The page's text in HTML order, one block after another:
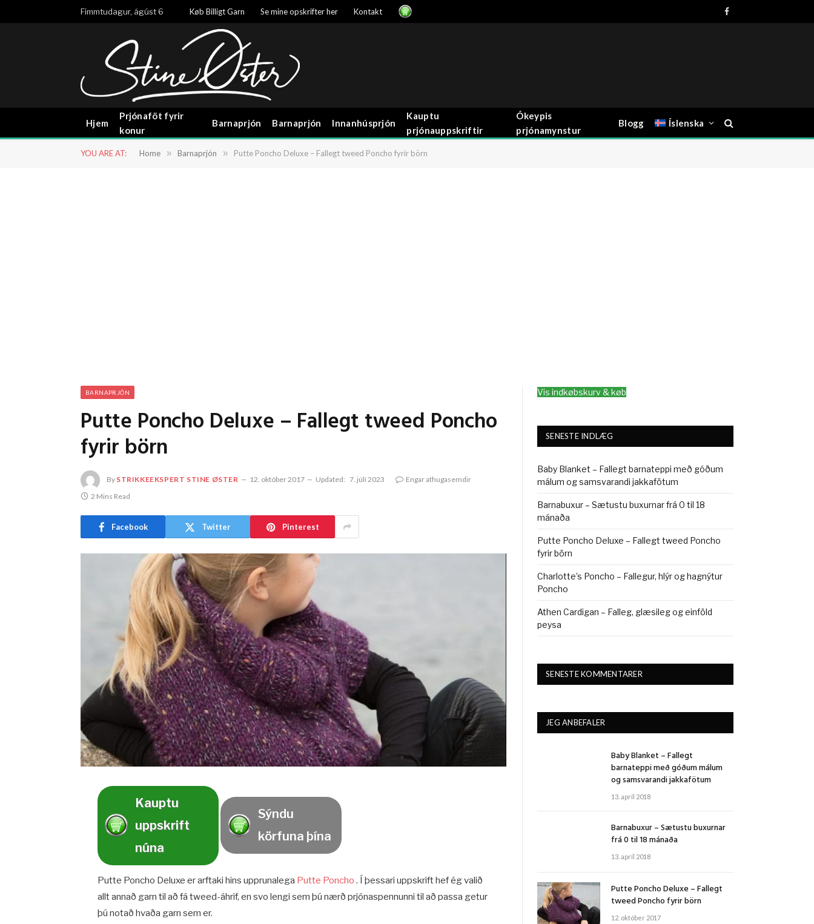
Fimmtudagur, ágúst 6 Køb Billigt Garn Se mine opskrifter her Kontakt
Facebook
Hjem
Prjónaföt fyrir
konur
Barnaprjón Barnaprjón Innanhúsprjón
Kauptu
prjónauppskriftir
Ókeypis
prjónamynstur
Blogg Íslenska
YOU ARE AT: Home » Barnaprjón » Putte Poncho Deluxe – Fallegt tweed Poncho fyrir börn
BARNAPRJÓN
Putte Poncho Deluxe – Fallegt tweed Poncho
fyrir börn
By STRIKKEEKSPERT STINE ØSTER 12. október 2017 Updated: 7. júlí 2023
Engar athugasemdir
2 Mins Read
Facebook Twitter Pinterest
Kauptu
uppskrift
núna
Sýndu
körfuna þína
Putte Poncho Deluxe er arftaki hins upprunalega Putte Poncho . Í þessari uppskrift hef ég valið
allt annað garn til að fá tweed-áhrif, en svo lengi sem þú nærð prjónaspennunni til að passa getur
þú notað hvaða garn sem er.
Vis indkøbskurv & køb
SENESTE INDLÆG
Baby Blanket – Fallegt barnateppi með góðum
málum og samsvarandi jakkafötum
Barnabuxur – Sætustu buxurnar frá 0 til 18
mánaða
Putte Poncho Deluxe – Fallegt tweed Poncho
fyrir börn
Charlotte’s Poncho – Fallegur, hlýr og hagnýtur
Poncho
Athen Cardigan – Falleg, glæsileg og einföld
peysa
SENESTE KOMMENTARER
JEG ANBEFALER
Baby Blanket – Fallegt
barnateppi með góðum málum
og samsvarandi jakkafötum
13. apríl 2018
Barnabuxur – Sætustu buxurnar
frá 0 til 18 mánaða
13. apríl 2018
Putte Poncho Deluxe – Fallegt
tweed Poncho fyrir börn
12. október 2017